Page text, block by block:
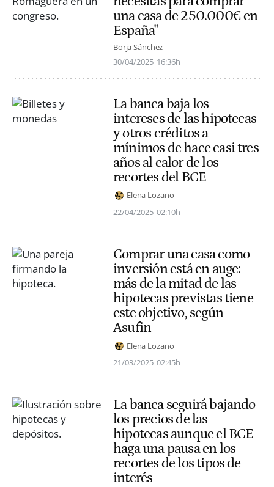
una casa de 250.000€ en
España"
Borja Sánchez
30/04/2025 16:36h
La banca baja los
intereses de las hipotecas
y otros créditos a
mínimos de hace casi tres
años al calor de los
recortes del BCE
Elena Lozano
22/04/2025 02:10h
Comprar una casa como
inversión está en auge:
más de la mitad de las
hipotecas previstas tiene
este objetivo, según
Asufin
Elena Lozano
21/03/2025 02:45h
La banca seguirá bajando
los precios de las
hipotecas aunque el BCE
haga una pausa en los
recortes de los tipos de
interés